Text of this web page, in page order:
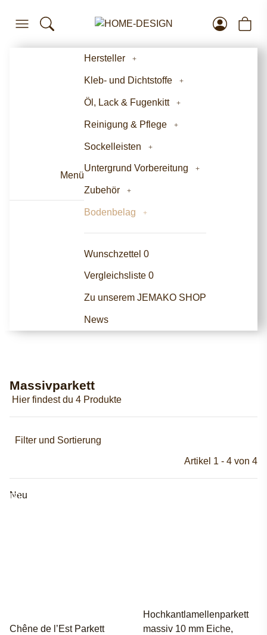
Menü
Hersteller
Kleb- und Dichtstoffe
Öl, Lack & Fugenkitt
Reinigung & Pflege
Sockelleisten
Untergrund Vorbereitung
Zubehör
Bodenbelag
Wunschzettel 0
Vergleichsliste 0
Zu unserem JEMAKO SHOP
News
Massivparkett
Hier findest du 4 Produkte
Filter und Sortierung
Artikel 1 - 4 von 4
Neu
Chêne de l’Est Parkett
Hochkantlamellenparkett
massiv 10 mm Eiche,